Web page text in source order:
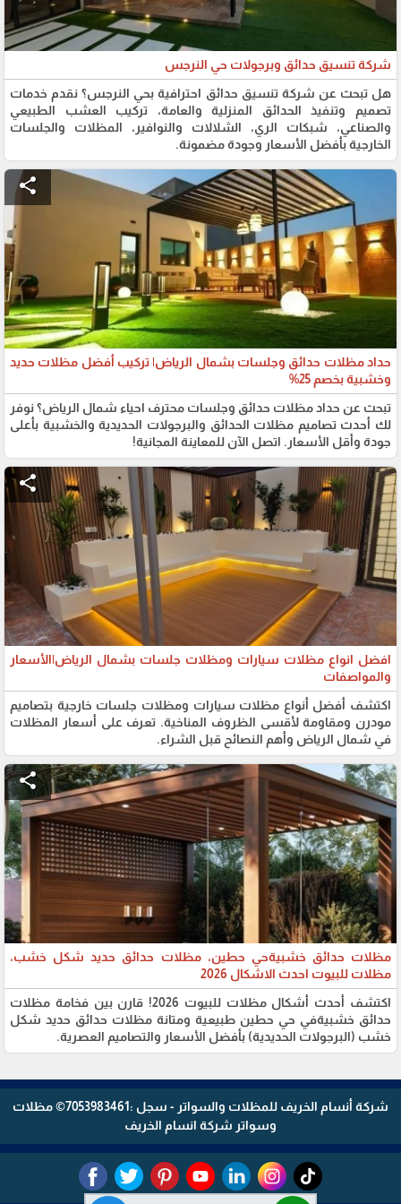
شركة تنسيق حدائق وبرجولات حي النرجس
هل تبحث عن شركة تنسيق حدائق احترافية بحي النرجس؟ نقدم خدمات
تصميم وتنفيذ الحدائق المنزلية والعامة، تركيب العشب الطبيعي
والصناعي، شبكات الري، الشلالات والنوافير، المظلات والجلسات
الخارجية بأفضل الأسعار وجودة مضمونة.
share
حداد مظلات حدائق وجلسات بشمال الرياض| تركيب أفضل مظلات حديد
وخشبية بخصم 25%
تبحث عن حداد مظلات حدائق وجلسات محترف احياء شمال الرياض؟ نوفر
لك أحدث تصاميم مظلات الحدائق والبرجولات الحديدية والخشبية بأعلى
جودة وأقل الأسعار. اتصل الآن للمعاينة المجانية!
share
افضل انواع مظلات سيارات ومظلات جلسات بشمال الرياض|الأسعار
والمواصفات
اكتشف أفضل أنواع مظلات سيارات ومظلات جلسات خارجية بتصاميم
مودرن ومقاومة لأقسى الظروف المناخية. تعرف على أسعار المظلات
في شمال الرياض وأهم النصائح قبل الشراء.
share
مظلات حدائق خشبيةحي حطين، مظلات حدائق حديد شكل خشب،
مظلات للبيوت احدث الاشكال 2026
اكتشف أحدث أشكال مظلات للبيوت 2026! قارن بين فخامة مظلات
حدائق خشبيةفي حي حطين طبيعية ومتانة مظلات حدائق حديد شكل
خشب (البرجولات الحديدية) بأفضل الأسعار والتصاميم العصرية.
شركة أنسام الخريف للمظلات والسواتر - سجل :7053983461© مظلات
وسواتر شركة انسام الخريف